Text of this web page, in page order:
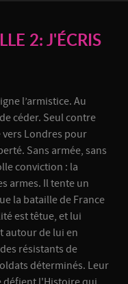
2: J'ÉCRIS
l’armistice. Au
céder. Seul contre
Londres pour
Sans armée, sans
conviction : la
armes. Il tente un
la bataille de France
est têtue, et lui
autour de lui en
résistants de
déterminés. Leur